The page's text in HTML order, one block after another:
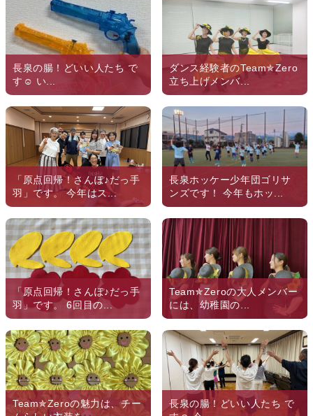
長泉の腸！どいい人たち で
す‪︎‬‪︎☺︎ い...
ダンス経験者のTeam✯Zero
立ち上げメンバ...
「原点回帰！さんぽ♪だっ手
羽」です。 今年はス...
長泉ホッケー少年団ゴリサ
ンズです！ 今年もホッ...
「原点回帰！さんぽ♪だっ手
羽」です。 6回目の...
Team✯Zeroの大人メンバー
には、幼稚園の...
Team✯Zeroの魅力は、チー
長泉の腸！どいい人たち で